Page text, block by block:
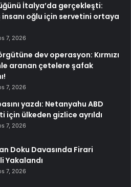
İtalya’da gerçekleşti:
insanı oğlu için servetini ortaya
7, 2026
dev operasyon: Kırmızı
aranan çetelere şafak
7, 2026
yazdı: Netanyahu ABD
için ülkeden gizlice ayrıldı
7, 2026
Doku Davasında Firari
Yakalandı
7, 2026